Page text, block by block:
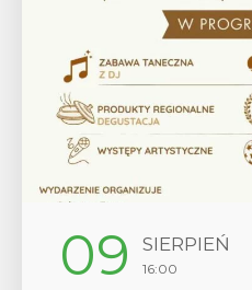
09 SIERPIEŃ
16:00